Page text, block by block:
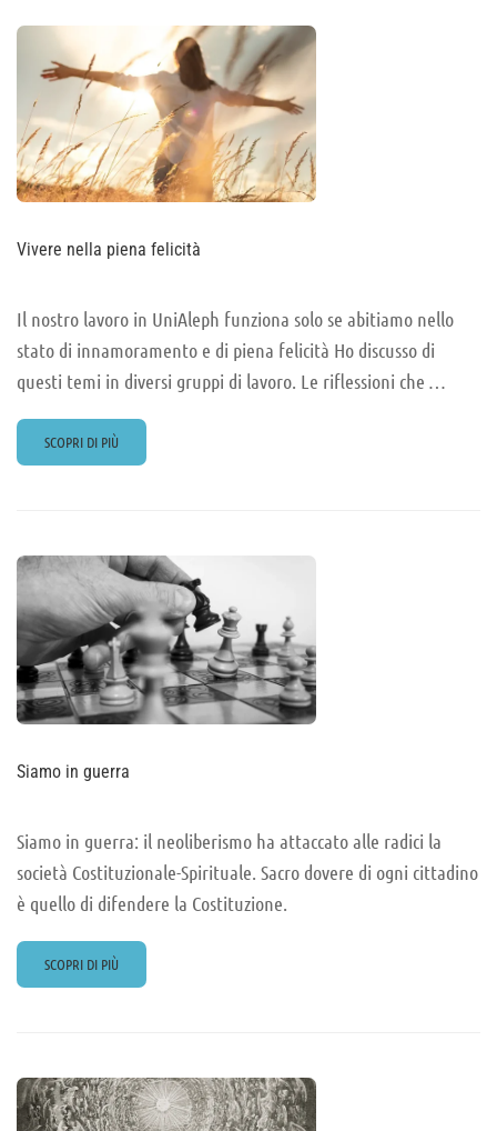
CARISMA
Vivere nella piena felicità
Il nostro lavoro in UniAleph funziona solo se abitiamo nello
stato di innamoramento e di piena felicità Ho discusso di
questi temi in diversi gruppi di lavoro. Le riflessioni che …
READ
MORE
PIENA
FELICITÀ
SCOPRI DI PIÙ
Siamo in guerra
Siamo in guerra: il neoliberismo ha attaccato alle radici la
società Costituzionale-Spirituale. Sacro dovere di ogni cittadino
è quello di difendere la Costituzione.
READ
MORE
GUERRA
SCOPRI DI PIÙ